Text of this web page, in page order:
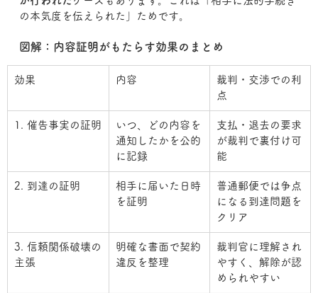
の本気度を伝えられた」ためです。
図解：内容証明がもたらす効果のまとめ
効果 内容
裁判・交渉での利
点
1. 催告事実の証明
いつ、どの内容を
通知したかを公的
に記録
支払・退去の要求
が裁判で裏付け可
能
2. 到達の証明
相手に届いた日時
を証明
普通郵便では争点
になる到達問題を
クリア
3. 信頼関係破壊の
主張
明確な書面で契約
違反を整理
裁判官に理解され
やすく、解除が認
められやすい